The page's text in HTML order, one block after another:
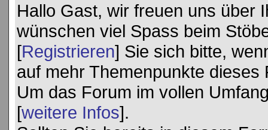
Hallo Gast, wir freuen uns über
wünschen viel Spass beim
[Registrieren] Sie sich bitte,
auf mehr Themenpunkte
Um das Forum im vollen
[weitere Infos].